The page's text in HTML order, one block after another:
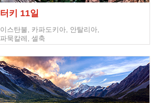
터키 11일
이스탄불, 카파도키아, 안탈리아,
파묵칼레, 셀축